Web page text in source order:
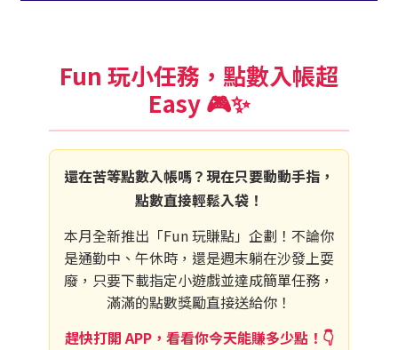
Fun 玩小任務，點數入帳超
Easy 🎮✨
還在苦等點數入帳嗎？現在只要動動手指，
點數直接輕鬆入袋！
本月全新推出「Fun 玩賺點」企劃！不論你
是通勤中、午休時，還是週末躺在沙發上耍
廢，只要下載指定小遊戲並達成簡單任務，
滿滿的點數獎勵直接送給你！
趕快打開 APP，看看你今天能賺多少點！👇